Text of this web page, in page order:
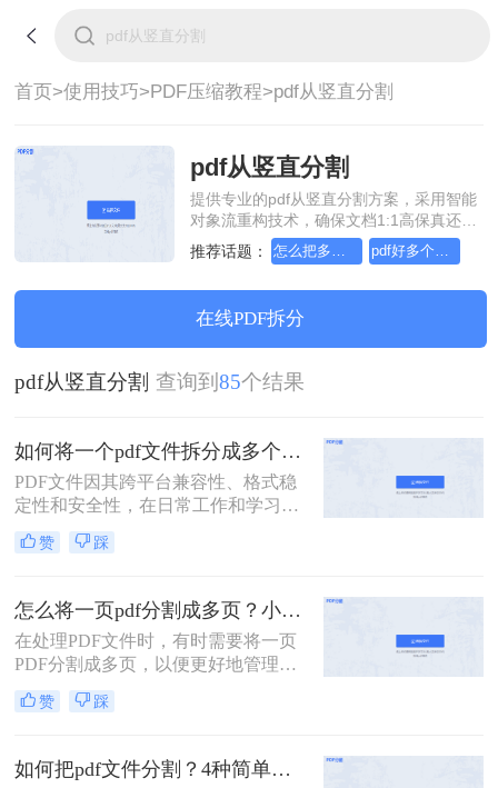
首页>使用技巧>PDF压缩教程>pdf从竖直分割
pdf从竖直分割
提供专业的pdf从竖直分割方案，采用智能
对象流重构技术，确保文档1:1高保真还原
且排版不乱码。支持一键批量处理，全链
路 SSL 加密保障隐私安全。助您快速实现
推荐话题： 怎么把多个pdf文件压缩成一个文件 pdf好多个怎么压缩成一个文件
在线PDF拆分
pdf从竖直分割 查询到85个结果
如何将一个pdf文件拆分成多个？教你2招拆分pdf！
PDF文件因其跨平台兼容性、格式稳
定性和安全性，在日常工作和学习中
扮演着重要角色。然而，有时我们需
要将一个PDF文件拆分成多个文件，
两种常用的PDF拆分方法，帮助您轻
松实现PDF文件的拆分。
赞 踩
怎么将一页pdf分割成多页？小编给你分享这三种方法！
在处理PDF文件时，有时需要将一页
PDF分割成多页，以便更好地管理和
使用。那么怎么将一页pdf分割成多页
呢？本文将介绍三种实用的方法，帮
赞 踩
如何把pdf文件分割？4种简单方法分享~